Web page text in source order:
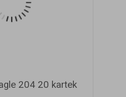
204 20 kartek